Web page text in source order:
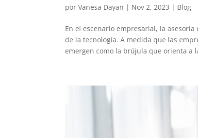
porVanesa Dayan | Nov 2, 2023 | Blog
En el escenario empresarial, la
de la tecnología. A medida que las
emergen como la brújula que orienta a